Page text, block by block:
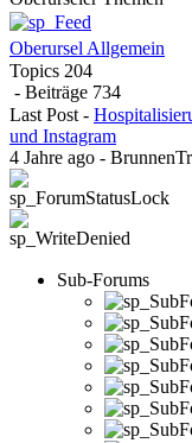
Oberursel Allgemein
Topics 204
- Beiträge 734
Last Post -
und Instagram
4 Jahre ago -
Sub-Forums